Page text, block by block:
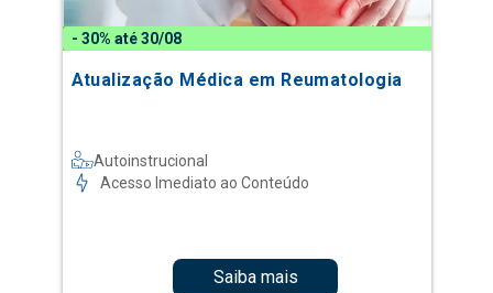
- 30% até 30/08
Atualização Médica em Reumatologia
Autoinstrucional
Acesso Imediato ao Conteúdo
Saiba mais